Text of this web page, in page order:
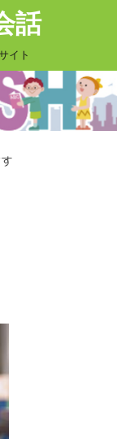
話
イト